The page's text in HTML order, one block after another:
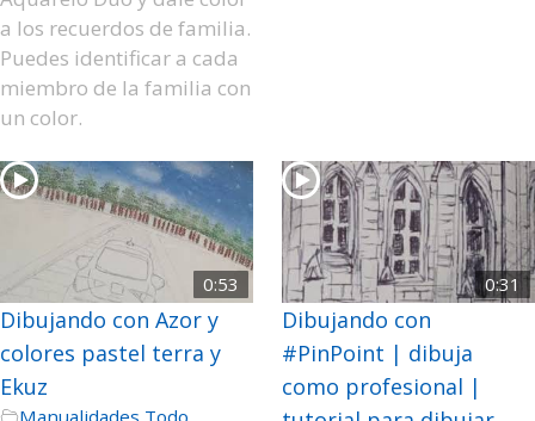
a los recuerdos de familia.
Puedes identificar a cada
miembro de la familia con
un color.
0:53
Dibujando con Azor y
colores pastel terra y
Ekuz
Manualidades Todo
0:31
Dibujando con
#PinPoint | dibuja
como profesional |